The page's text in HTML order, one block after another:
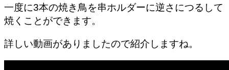
一度に3本の焼き鳥を串ホルダーに逆さにつるして
焼くことができます。
詳しい動画がありましたので紹介しますね。